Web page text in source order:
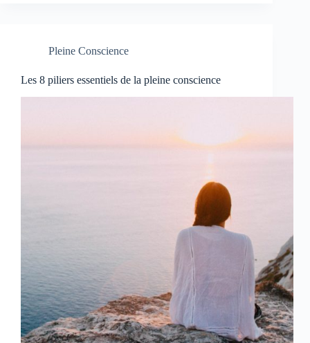
Pleine Conscience
Les 8 piliers essentiels de la pleine conscience